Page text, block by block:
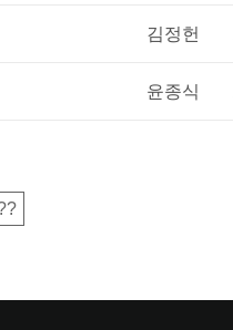
김정헌
윤종식